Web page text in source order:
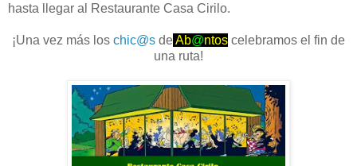
hasta llegar al Restaurante Casa Cirilo.
¡Una vez más los chic@s deAb@ntos celebramos el fin de
una ruta!